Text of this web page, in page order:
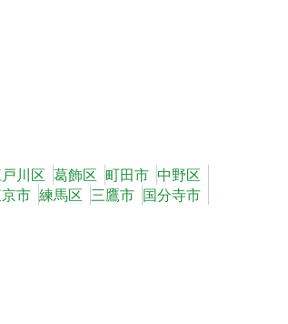
川区 葛飾区 町田市 中野区
市 練馬区 三鷹市 国分寺市